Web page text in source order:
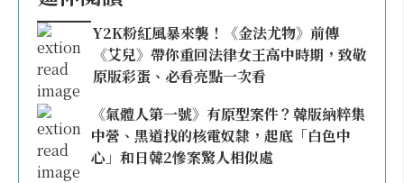
Y2K粉紅風暴來襲！《金法尤物》前傳
《艾兒》帶你重回法律女王高中時期，致敬
原版彩蛋、必看亮點一次看
《氣體人第一號》有原型案件？韓版納粹集
中營、黑道找的核電奴隸，起底「白色中
心」和日韓2慘案驚人相似處